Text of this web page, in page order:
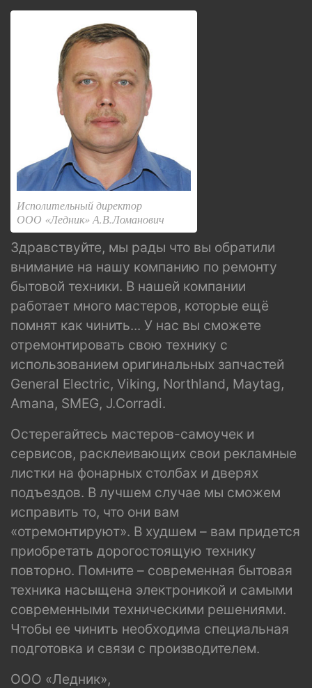
Исполительный директор
ООО «Ледник» А.В.Ломанович
Здравствуйте, мы рады что вы обратили
внимание на нашу компанию по ремонту
бытовой техники. В нашей компании
работает много мастеров, которые ещё
помнят как чинить... У нас вы сможете
отремонтировать свою технику с
использованием оригинальных запчастей
General Electric, Viking, Northland, Maytag,
Amana, SMEG, J.Corradi.
Остерегайтесь мастеров-самоучек и
сервисов, расклеивающих свои рекламные
листки на фонарных столбах и дверях
подъездов. В лучшем случае мы сможем
исправить то, что они вам
«отремонтируют». В худшем – вам придется
приобретать дорогостоящую технику
повторно. Помните – современная бытовая
техника насыщена электроникой и самыми
современными техническими решениями.
Чтобы ее чинить необходима специальная
подготовка и связи с производителем.
ООО «Ледник»,